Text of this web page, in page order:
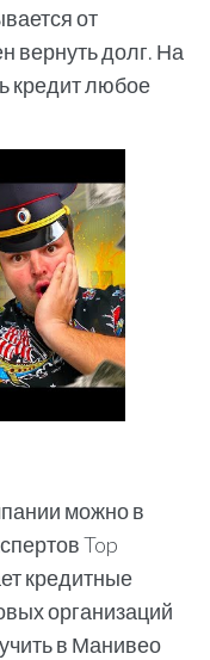
от
вернуть долг. На
кредит любое
можно в
Top
кредитные
организаций
в Манивео